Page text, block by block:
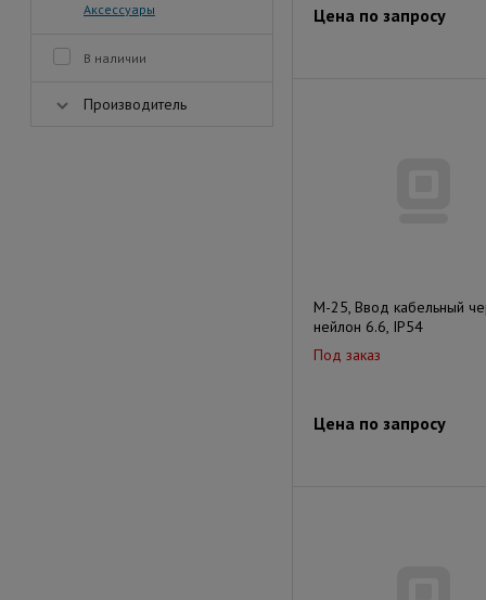
Аксессуары
В наличии
Производитель
Цена по запросу
M-25, Ввод кабельный
нейлон 6.6, IP54
Под заказ
Цена по запросу